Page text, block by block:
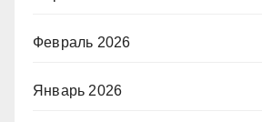
Февраль 2026
Январь 2026